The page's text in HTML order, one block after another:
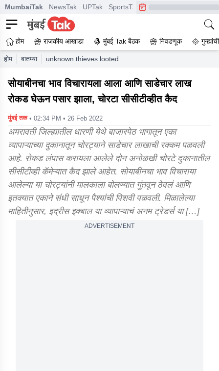
MumbaiTak NewsTak UPTak SportsTak CrimeTak
होम राजकीय आखाडा मुंबई Tak बैठक निवडणूक
होम बातम्या unknown thieves looted more than 4 lack from trader
सोयाबीनचा भाव विचारायला आला आणि साडेचार लाख
रोकड घेऊन पसार झाला, चोरटा सीसीटीव्हीत कैद
मुंबई तक • 02:34 PM • 26 Feb 2022
अमरावती जिल्ह्यातील धारणी येथे बाजारपेठ भागातून एका
व्यापाऱ्याच्या दुकानातून चोरट्याने साडेचार लाखाची रक्कम पळवली
आहे. रोकड लंपास करायला आलेले दोन अनोळखी चोरटे दुकानातील
सीसीटीव्ही कॅमेऱ्यात कैद झाले आहेत. सोयाबीनचा भाव विचाराया
आलेल्या या चोरट्यांनी मालकाला बोलण्यात गुंतवून ठेवलं आणि
इतक्यात एकाने संधी साधून पैश्यांची पिशवी पळवली. मिळालेल्या
माहितीनुसार, इद्रीस इक्बाल या व्यापाऱ्याचं अनम ट्रेडर्स या […]
ADVERTISEMENT